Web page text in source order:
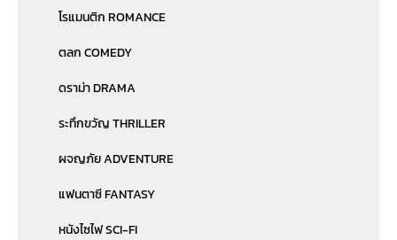
โรแมนติก ROMANCE
ตลก COMEDY
ดราม่า DRAMA
ระทึกขวัญ THRILLER
ผจญภัย ADVENTURE
แฟนตาซี FANTASY
หนังไซไฟ SCI-FI